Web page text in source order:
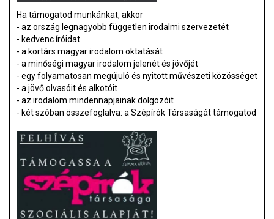
Ha támogatod munkánkat, akkor
- az ország legnagyobb független irodalmi szervezetét
- kedvenc íróidat
- a kortárs magyar irodalom oktatását
- a minőségi magyar irodalom jelenét és jövőjét
- egy folyamatosan megújuló és nyitott művészeti közösséget
- a jövő olvasóit és alkotóit
- az irodalom mindennapjainak dolgozóit
- két szóban összefoglalva: a Szépírók Társaságát támogatod